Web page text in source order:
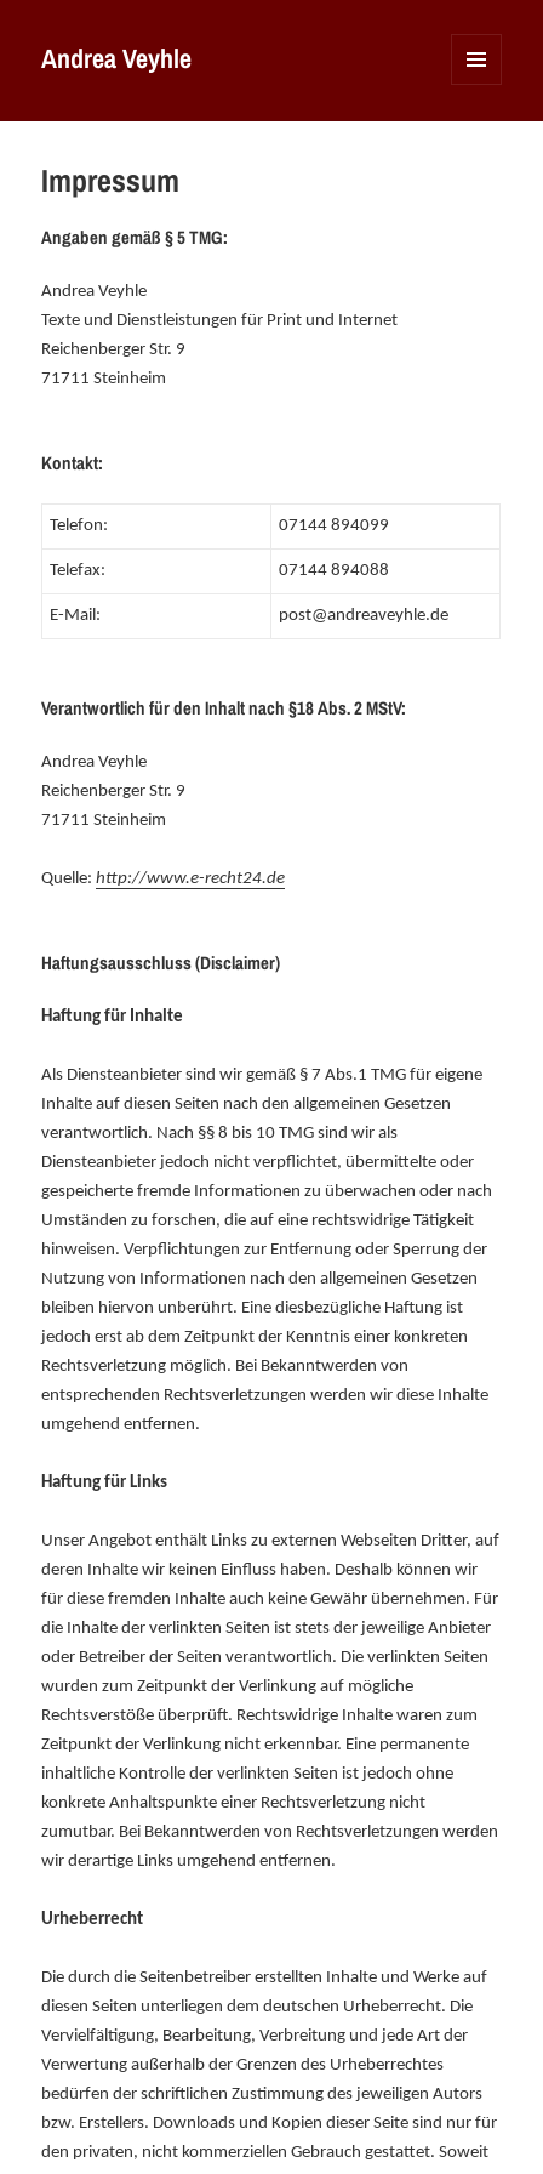
Andrea Veyhle
Impressum
Angaben gemäß § 5 TMG:
Andrea Veyhle
Texte und Dienstleistungen für Print und Internet
Reichenberger Str. 9
71711 Steinheim
Kontakt:
Telefon: 07144 894099
Telefax: 07144 894088
E-Mail: post@andreaveyhle.de
Verantwortlich für den Inhalt nach §18 Abs. 2 MStV:
Andrea Veyhle
Reichenberger Str. 9
71711 Steinheim
Quelle:http://www.e-recht24.de
Haftungsausschluss (Disclaimer)
Haftung für Inhalte
Als Diensteanbieter sind wir gemäß § 7 Abs.1 TMG für eigene
Inhalte auf diesen Seiten nach den allgemeinen Gesetzen
verantwortlich. Nach §§ 8 bis 10 TMG sind wir als
Diensteanbieter jedoch nicht verpflichtet, übermittelte oder
gespeicherte fremde Informationen zu überwachen oder nach
Umständen zu forschen, die auf eine rechtswidrige Tätigkeit
hinweisen. Verpflichtungen zur Entfernung oder Sperrung der
Nutzung von Informationen nach den allgemeinen Gesetzen
bleiben hiervon unberührt. Eine diesbezügliche Haftung ist
jedoch erst ab dem Zeitpunkt der Kenntnis einer konkreten
Rechtsverletzung möglich. Bei Bekanntwerden von
entsprechenden Rechtsverletzungen werden wir diese Inhalte
umgehend entfernen.
Haftung für Links
Unser Angebot enthält Links zu externen Webseiten Dritter, auf
deren Inhalte wir keinen Einfluss haben. Deshalb können wir
für diese fremden Inhalte auch keine Gewähr übernehmen. Für
die Inhalte der verlinkten Seiten ist stets der jeweilige Anbieter
oder Betreiber der Seiten verantwortlich. Die verlinkten Seiten
wurden zum Zeitpunkt der Verlinkung auf mögliche
Rechtsverstöße überprüft. Rechtswidrige Inhalte waren zum
Zeitpunkt der Verlinkung nicht erkennbar. Eine permanente
inhaltliche Kontrolle der verlinkten Seiten ist jedoch ohne
konkrete Anhaltspunkte einer Rechtsverletzung nicht
zumutbar. Bei Bekanntwerden von Rechtsverletzungen werden
wir derartige Links umgehend entfernen.
Urheberrecht
Die durch die Seitenbetreiber erstellten Inhalte und Werke auf
diesen Seiten unterliegen dem deutschen Urheberrecht. Die
Vervielfältigung, Bearbeitung, Verbreitung und jede Art der
Verwertung außerhalb der Grenzen des Urheberrechtes
bedürfen der schriftlichen Zustimmung des jeweiligen Autors
bzw. Erstellers. Downloads und Kopien dieser Seite sind nur für
den privaten, nicht kommerziellen Gebrauch gestattet. Soweit